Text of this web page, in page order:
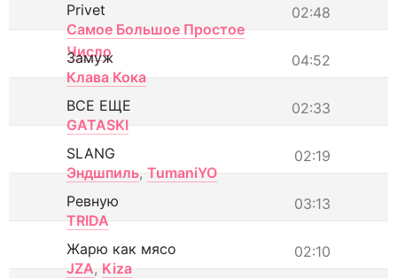
02:48
Privet
Самое Большое Простое
Число
04:52
Замуж
Клава Кока
02:33
ВСЕ ЕЩЕ
GATASKI
02:19
SLANG
Эндшпиль, TumaniYO
03:13
Ревную
TRIDA
02:10
Жарю как мясо
JZA, Kiza